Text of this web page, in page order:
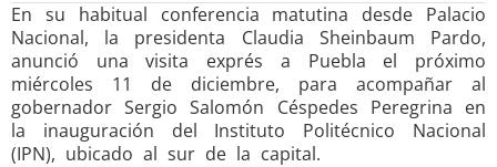
En su habitual conferencia matutina desde Palacio
Nacional, la presidenta Claudia Sheinbaum Pardo,
anunció una visita exprés a Puebla el próximo
miércoles 11 de diciembre, para acompañar al
gobernador Sergio Salomón Céspedes Peregrina en
la inauguración del Instituto Politécnico Nacional
(IPN), ubicado al sur de la capital.